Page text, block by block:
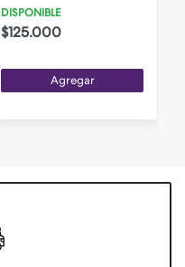
DISPONIBLE
$125.000
Agregar